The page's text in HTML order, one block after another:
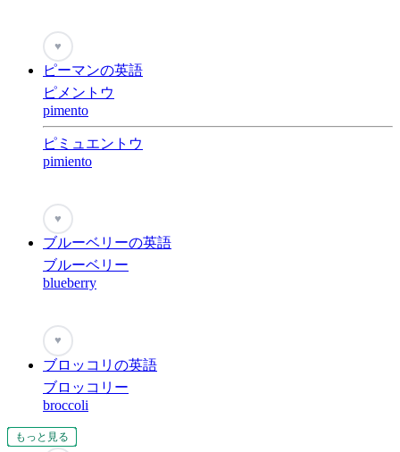
もっと見る
もっと見る
もっと見る
もっと見る
もっと見る
もっと見る
もっと見る
もっと見る
もっと見る
もっと見る
もっと見る
もっと見る
もっと見る
もっと見る
もっと見る
もっと見る
もっと見る
もっと見る
もっと見る
もっと見る
もっと見る
もっと見る
もっと見る
もっと見る
もっと見る
もっと見る
もっと見る
もっと見る
もっと見る
もっと見る
もっと見る
もっと見る
もっと見る
もっと見る
もっと見る
もっと見る
もっと見る
もっと見る
もっと見る
もっと見る
♥
ピーマンの英語
ピメントウ
pimento
ピミュエントウ
pimiento
もっと見る
♥
ブルーベリーの英語
ブルーベリー
blueberry
もっと見る
♥
ブロッコリの英語
ブロッコリー
broccoli
もっと見る
もっと見る
もっと見る
もっと見る
もっと見る
もっと見る
もっと見る
もっと見る